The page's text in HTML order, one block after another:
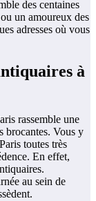
des centaines
un amoureux des
adresses où vous
à
rassemble une
brocantes. Vous y
toutes très
En effet,
au sein de